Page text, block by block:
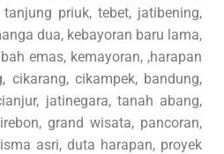
priuk, tebet, jatibening,
dua, kebayoran baru lama,
emas, kemayoran, ,harapan
cikarang, cikampek, bandung,
jatinegara, tanah abang,
grand wisata, pancoran,
asri, duta harapan, proyek